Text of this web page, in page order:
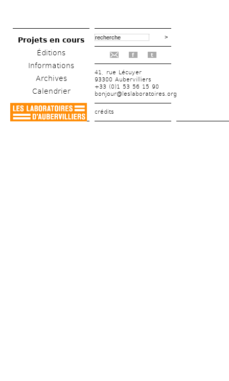
Projets en cours
Éditions
Informations
Archives
Calendrier
f t
41, rue Lécuyer
93300 Aubervilliers
+33 (0)1 53 56 15 90
bonjour@leslaboratoires.org
crédits